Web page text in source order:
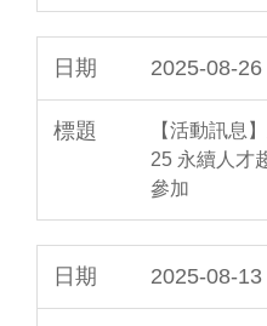
2025-08-26
【活動訊息
25 永續人才
參加
2025-08-13